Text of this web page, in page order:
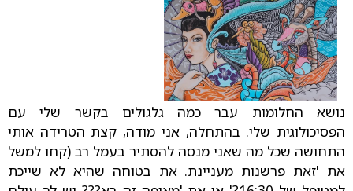
נושא החלומות עבר כמה גלגולים בקשר שלי עם
הפסיכולוגית שלי. בהתחלה, אני מודה, קצת הטרידה אותי
התחושה שכל מה שאני מנסה להסתיר בעמל רב (קחו למשל
את 'זאת פרשנות מעניינת. את בטוחה שהיא לא שייכת